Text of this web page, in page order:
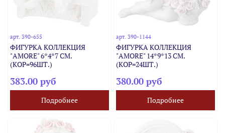
арт.390-655
ФИГУРКА КОЛЛЕКЦИЯ
"AMORE" 6*4*7 СМ.
(КОР=96ШТ.)
383.00 руб
Подробнее
арт. 390-1144
ФИГУРКА КОЛЛЕКЦИЯ
"AMORE" 14*9*13 СМ.
(КОР=24ШТ.)
380.00 руб
Подробнее